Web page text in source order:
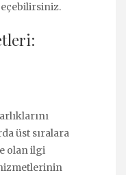
üst sıralara
olan ilgi